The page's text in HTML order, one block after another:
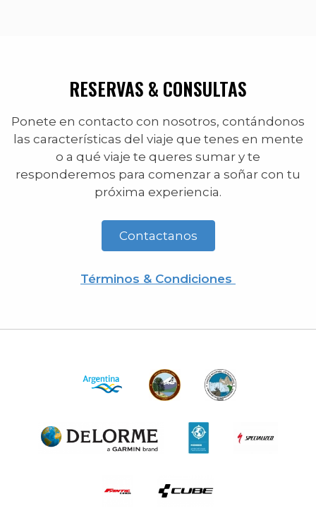
RESERVAS & CONSULTAS
Ponete en contacto con nosotros, contándonos
las características del viaje que tenes en mente
o a qué viaje te queres sumar y te
responderemos para comenzar a soñar con tu
próxima experiencia.
Contactanos
Términos & Condiciones